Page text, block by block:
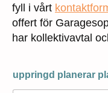
fyll i vårt
offert för
har kollektivavtal
uppringd planerar